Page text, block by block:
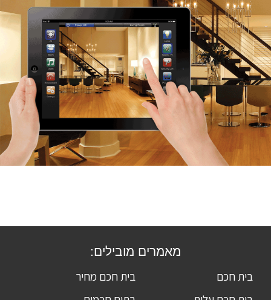
מאמרים מובילים:
בית חכם
בית חכם מחיר